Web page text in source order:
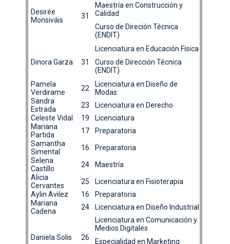
Desirée
Monsiváis
31
Maestría en Construcción y
Calidad
Curso de Direción Técnica
(ENDIT)
Dinora Garza 31
Licenciatura en Educación Física
Curso de Dirección Técnica
(ENDIT)
Pamela
Verdirame
22
Licenciatura en Diseño de
Modas
Sandra
Estrada
23
Licenciatura en Derecho
Celeste Vidal
19
Licenciatura
Mariana
Partida
17
Preparatoria
Samantha
Simental
16
Preparatoria
Selena
Castillo
24
Maestría
Alicia
Cervantes
25
Licenciatura en Fisioterapia
Aylin Avilez
16
Preparatoria
Mariana
Cadena
24 Licenciatura en Diseño Industrial
Daniela Solis 26
Licenciatura en Comunicación y
Medios Digitales
Especialidad en Marketing